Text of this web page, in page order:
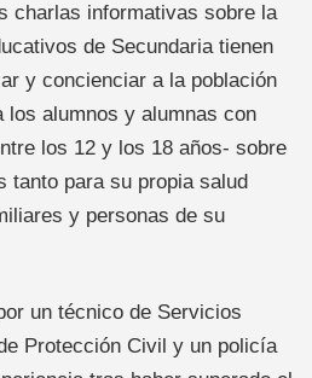
charlas informativas sobre la
de Secundaria tienen
y concienciar a la población
los alumnos y alumnas con
los 12 y los 18 años- sobre
tanto para su propia salud
y personas de su
un técnico de Servicios
Protección Civil y un policía